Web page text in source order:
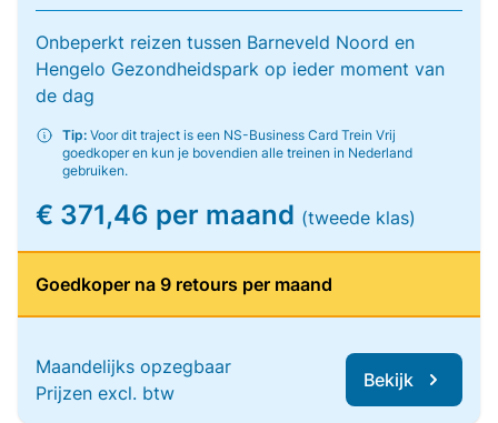
Onbeperkt reizen tussen Barneveld Noord en
Hengelo Gezondheidspark op ieder moment van
de dag
Tip: Voor dit traject is een NS-Business Card Trein Vrij
goedkoper en kun je bovendien alle treinen in Nederland
gebruiken.
€ 371,46 per maand (tweede klas)
Goedkoper na 9 retours per maand
Maandelijks opzegbaar
Prijzen excl. btw
Bekijk